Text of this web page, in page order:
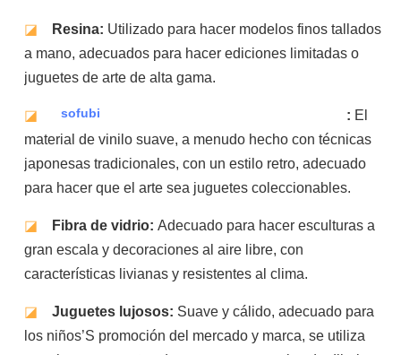
◪ Resina: Utilizado para hacer modelos finos tallados
a mano, adecuados para hacer ediciones limitadas o
juguetes de arte de alta gama.
◪ sofubi : El
material de vinilo suave, a menudo hecho con técnicas
japonesas tradicionales, con un estilo retro, adecuado
para hacer que el arte sea juguetes coleccionables.
◪ Fibra de vidrio: Adecuado para hacer esculturas a
gran escala y decoraciones al aire libre, con
características livianas y resistentes al clima.
◪ Juguetes lujosos: Suave y cálido, adecuado para
los niños’S promoción del mercado y marca, se utiliza